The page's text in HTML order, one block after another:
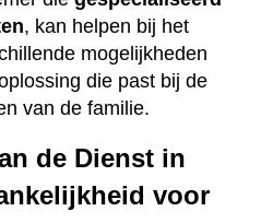
, kan helpen bij het
mogelijkheden
die past bij de
van de familie.
de Dienst in
voor